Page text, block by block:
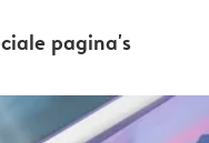
pagina's